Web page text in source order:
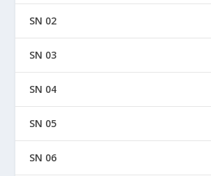
SN 02
SN 03
SN 04
SN 05
SN 06